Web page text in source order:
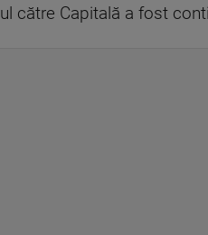
către Capitală a fost